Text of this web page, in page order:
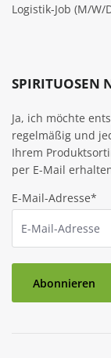
Logistik-Job (M/W/
SPIRITUOSEN
Ja, ich möchte
regelmäßig und
Ihrem
per E-Mail
E-Mail-Adresse*
Abonnieren